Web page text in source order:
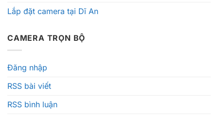
Lắp đặt camera tại Dĩ An
CAMERA TRỌN BỘ
Đăng nhập
RSS bài viết
RSS bình luận